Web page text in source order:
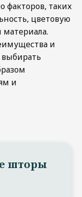
факторов, таких
цветовую
и
и
шторы